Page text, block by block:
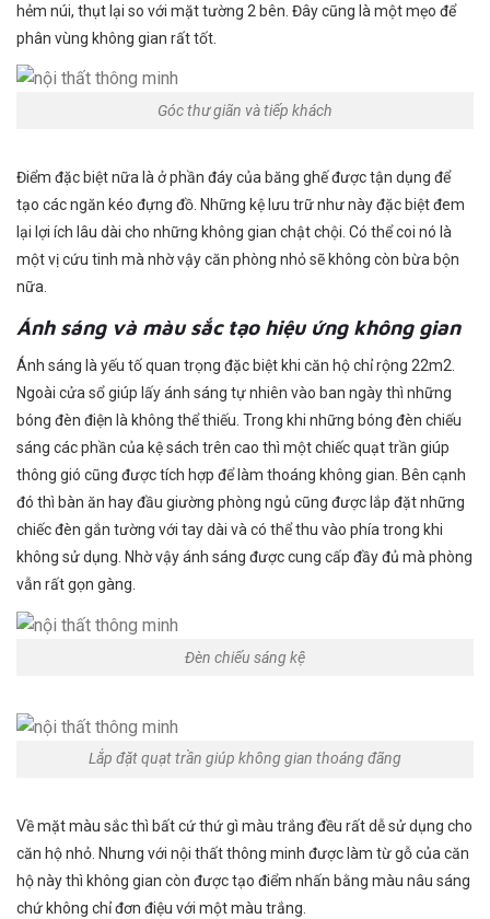
hẻm núi, thụt lại so với mặt tường 2 bên. Đây cũng là một mẹo để
phân vùng không gian rất tốt.
Góc thư giãn và tiếp khách
Điểm đặc biệt nữa là ở phần đáy của băng ghế được tận dụng để
tạo các ngăn kéo đựng đồ. Những kệ lưu trữ như này đặc biệt đem
lại lợi ích lâu dài cho những không gian chật chội. Có thể coi nó là
một vị cứu tinh mà nhờ vậy căn phòng nhỏ sẽ không còn bừa bộn
nữa.
Ánh sáng và màu sắc tạo hiệu ứng không gian
Ánh sáng là yếu tố quan trọng đặc biệt khi căn hộ chỉ rộng 22m2.
Ngoài cửa sổ giúp lấy ánh sáng tự nhiên vào ban ngày thì những
bóng đèn điện là không thể thiếu. Trong khi những bóng đèn chiếu
sáng các phần của kệ sách trên cao thì một chiếc quạt trần giúp
thông gió cũng được tích hợp để làm thoáng không gian. Bên cạnh
đó thì bàn ăn hay đầu giường phòng ngủ cũng được lắp đặt những
chiếc đèn gắn tường với tay dài và có thể thu vào phía trong khi
không sử dụng. Nhờ vậy ánh sáng được cung cấp đầy đủ mà phòng
vẫn rất gọn gàng.
Đèn chiếu sáng kệ
Lắp đặt quạt trần giúp không gian thoáng đãng
Về mặt màu sắc thì bất cứ thứ gì màu trắng đều rất dễ sử dụng cho
căn hộ nhỏ. Nhưng với nội thất thông minh được làm từ gỗ của căn
hộ này thì không gian còn được tạo điểm nhấn bằng màu nâu sáng
chứ không chỉ đơn điệu với một màu trắng.